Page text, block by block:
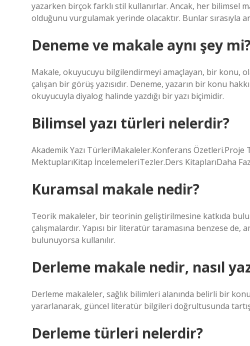
yazarken birçok farklı stil kullanırlar. Ancak, her bilimsel
olduğunu vurgulamak yerinde olacaktır. Bunlar sırasıyla
Deneme ve makale aynı şey
Makale, okuyucuyu bilgilendirmeyi amaçlayan, bir konu,
çalışan bir görüş yazısıdır. Deneme, yazarın bir konu
okuyucuyla diyalog halinde yazdığı bir yazı biçimidir.
Bilimsel yazı türleri nelerdir?
Akademik Yazı TürleriMakaleler.Konferans Özetleri.Proje
MektuplarıKitap İncelemeleriTezler.Ders KitaplarıDaha
Kuramsal makale nedir?
Teorik makaleler, bir teorinin geliştirilmesine katkıda
çalışmalardır. Yapısı bir literatür taramasına benzese
bulunuyorsa kullanılır.
Derleme makale nedir, nasıl
Derleme makaleler, sağlık bilimleri alanında belirli bir
yararlanarak, güncel literatür bilgileri doğrultusunda
Derleme türleri nelerdir?